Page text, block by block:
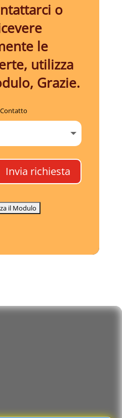
o
le
utilizza
Grazie.
Invia richiesta